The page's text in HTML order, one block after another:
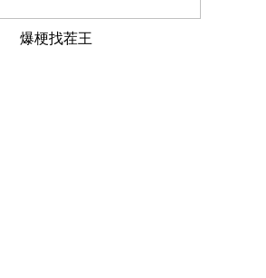
爆梗找茬王